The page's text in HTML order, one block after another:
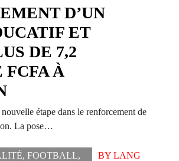
D’UN
ET
DE 7,2
À
étape dans le renforcement de
La pose…
,FOOTBALL,
BY LANG